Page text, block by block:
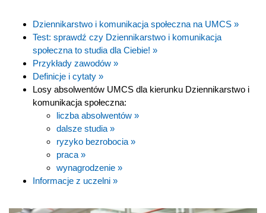
Dziennikarstwo i komunikacja społeczna na UMCS »
Test: sprawdź czy Dziennikarstwo i komunikacja
społeczna to studia dla Ciebie! »
Przykłady zawodów »
Definicje i cytaty »
Losy absolwentów UMCS dla kierunku Dziennikarstwo i
komunikacja społeczna:
liczba absolwentów »
dalsze studia »
ryzyko bezrobocia »
praca »
wynagrodzenie »
Informacje z uczelni »